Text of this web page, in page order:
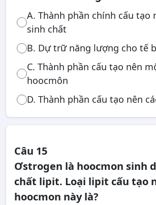
A. Thành phần chính cấu tạo
sinh chất
B. Dự trữ năng lượng cho tế
C. Thành phần cấu tạo nên
hoocmôn
D. Thành phần cấu tạo nên
Câu 15
Ơstrogen là hoocmon sinh
chất lipit. Loại lipit cấu tạo
hoocmon này là?